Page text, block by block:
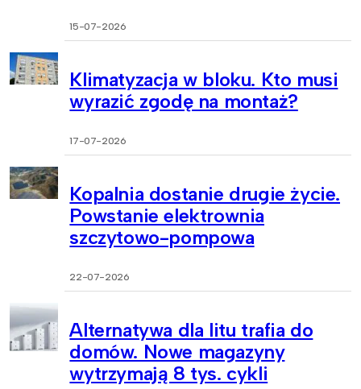
15-07-2026
Klimatyzacja w bloku. Kto musi
wyrazić zgodę na montaż?
17-07-2026
Kopalnia dostanie drugie życie.
Powstanie elektrownia
szczytowo-pompowa
22-07-2026
Alternatywa dla litu trafia do
domów. Nowe magazyny
wytrzymają 8 tys. cykli